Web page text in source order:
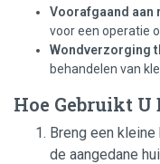
Voorafgaand aan
voor een operatie
Wondverzorging
behandelen van
Hoe Gebruikt U
Breng een
de aangedane